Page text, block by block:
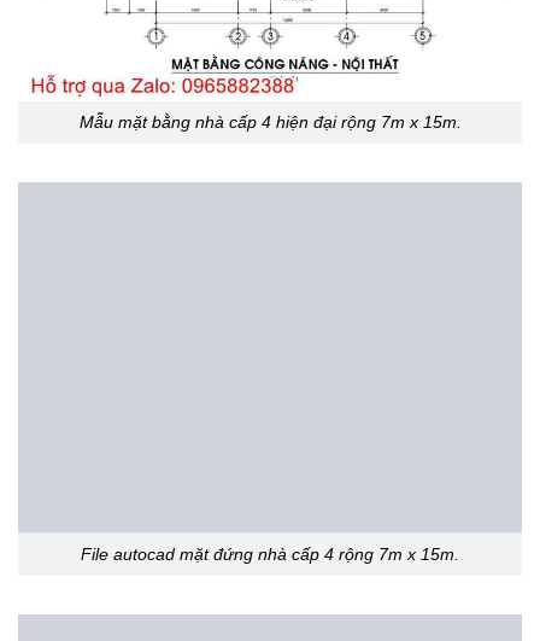
Mẫu mặt bằng nhà cấp 4 hiện đại rộng 7m x 15m.
File autocad mặt đứng nhà cấp 4 rộng 7m x 15m.